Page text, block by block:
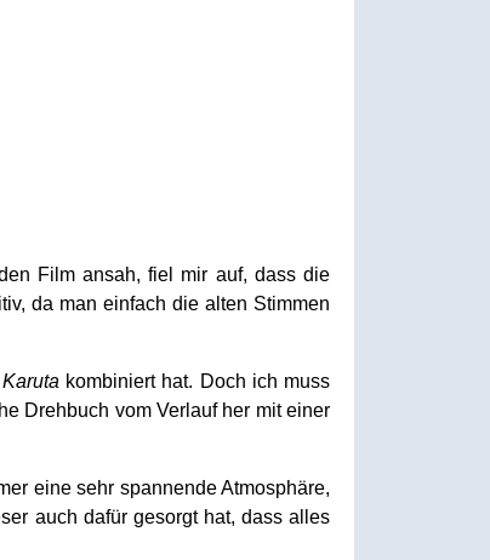
Film ansah, fiel mir auf, dass die
da man einfach die alten Stimmen
Karuta kombiniert hat. Doch ich muss
Drehbuch vom Verlauf her mit einer
eine sehr spannende Atmosphäre,
auch dafür gesorgt hat, dass alles